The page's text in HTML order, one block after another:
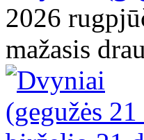
2026
mažasis